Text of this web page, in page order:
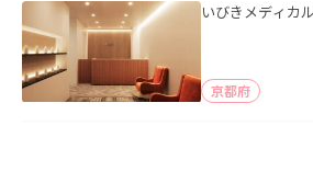
いびきメディカ
京都府